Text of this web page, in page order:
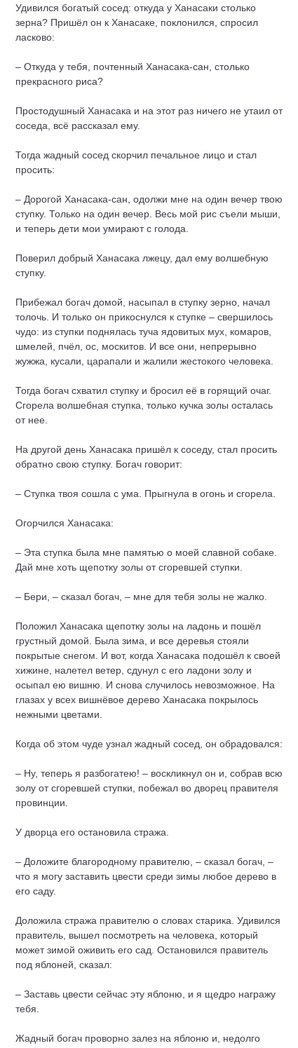
Удивился богатый сосед: откуда у Ханасаки столько
зерна? Пришёл он к Ханасаке, поклонился, спросил
ласково:
– Откуда у тебя, почтенный Ханасака-сан, столько
прекрасного риса?
Простодушный Ханасака и на этот раз ничего не утаил от
соседа, всё рассказал ему.
Тогда жадный сосед скорчил печальное лицо и стал
просить:
– Дорогой Ханасака-сан, одолжи мне на один вечер твою
ступку. Только на один вечер. Весь мой рис съели мыши,
и теперь дети мои умирают с голода.
Поверил добрый Ханасака лжецу, дал ему волшебную
ступку.
Прибежал богач домой, насыпал в ступку зерно, начал
толочь. И только он прикоснулся к ступке – свершилось
чудо: из ступки поднялась туча ядовитых мух, комаров,
шмелей, пчёл, ос, москитов. И все они, непрерывно
жужжа, кусали, царапали и жалили жестокого человека.
Тогда богач схватил ступку и бросил её в горящий очаг.
Сгорела волшебная ступка, только кучка золы осталась
от нее.
На другой день Ханасака пришёл к соседу, стал просить
обратно свою ступку. Богач говорит:
– Ступка твоя сошла с ума. Прыгнула в огонь и сгорела.
Огорчился Ханасака:
– Эта ступка была мне памятью о моей славной собаке.
Дай мне хоть щепотку золы от сгоревшей ступки.
– Бери, – сказал богач, – мне для тебя золы не жалко.
Положил Ханасака щепотку золы на ладонь и пошёл
грустный домой. Была зима, и все деревья стояли
покрытые снегом. И вот, когда Ханасака подошёл к своей
хижине, налетел ветер, сдунул с его ладони золу и
осыпал ею вишню. И снова случилось невозможное. На
глазах у всех вишнёвое дерево Ханасака покрылось
нежными цветами.
Когда об этом чуде узнал жадный сосед, он обрадовался:
– Ну, теперь я разбогатею! – воскликнул он и, собрав всю
золу от сгоревшей ступки, побежал во дворец правителя
провинции.
У дворца его остановила стража.
– Доложите благородному правителю, – сказал богач, –
что я могу заставить цвести среди зимы любое дерево в
его саду.
Доложила стража правителю о словах старика. Удивился
правитель, вышел посмотреть на человека, который
может зимой оживить его сад. Остановился правитель
под яблоней, сказал:
– Заставь цвести сейчас эту яблоню, и я щедро награжу
тебя.
Жадный богач проворно залез на яблоню и, недолго